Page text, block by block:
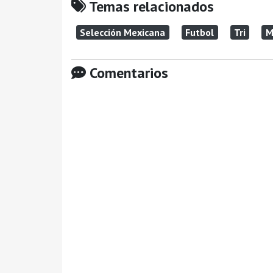
Temas relacionados
Selección Mexicana Futbol Tri
Comentarios